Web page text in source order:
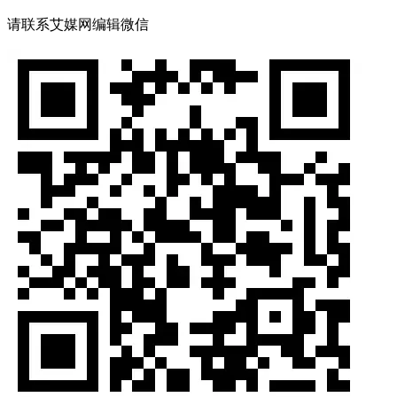
请联系艾媒网编辑微信